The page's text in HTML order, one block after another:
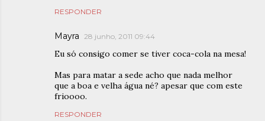
RESPONDER
Mayra 28 junho, 2011 09:44
Eu só consigo comer se tiver coca-cola na mesa!
Mas para matar a sede acho que nada melhor
que a boa e velha água né? apesar que com este
frioooo.
RESPONDER